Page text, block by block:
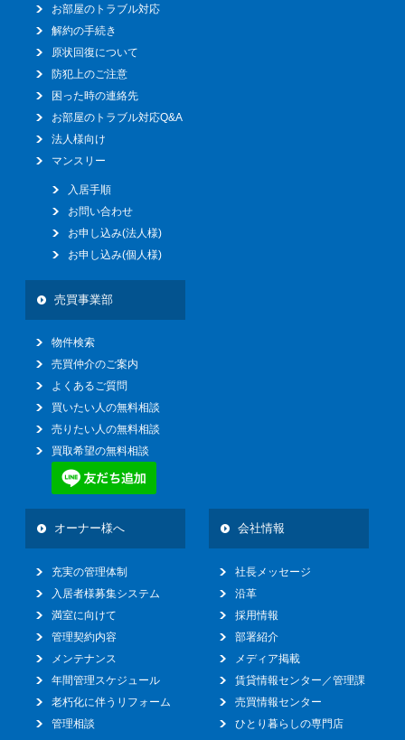
お部屋のトラブル対応
解約の手続き
原状回復について
防犯上のご注意
困った時の連絡先
お部屋のトラブル対応Q&A
法人様向け
マンスリー
入居手順
お問い合わせ
お申し込み(法人様)
お申し込み(個人様)
売買事業部
物件検索
売買仲介のご案内
よくあるご質問
買いたい人の無料相談
売りたい人の無料相談
買取希望の無料相談
オーナー様へ
充実の管理体制
入居者様募集システム
満室に向けて
管理契約内容
メンテナンス
年間管理スケジュール
老朽化に伴うリフォーム
管理相談
会社情報
社長メッセージ
沿革
採用情報
部署紹介
メディア掲載
賃貸情報センター／管理課
売買情報センター
ひとり暮らしの専門店